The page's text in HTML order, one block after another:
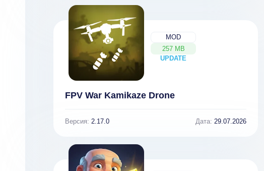
MOD
257 MB
UPDATE
NEW
FPV War Kamikaze Drone
Версия: 2.17.0 Дата: 29.07.2026